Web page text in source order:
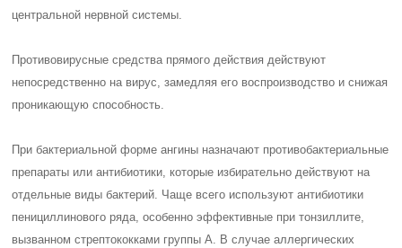
центральной нервной системы.
Противовирусные средства прямого действия действуют
непосредственно на вирус, замедляя его воспроизводство и снижая
проникающую способность.
При бактериальной форме ангины назначают противобактериальные
препараты или антибиотики, которые избирательно действуют на
отдельные виды бактерий. Чаще всего используют антибиотики
пенициллинового ряда, особенно эффективные при тонзиллите,
вызванном стрептококками группы А. В случае аллергических